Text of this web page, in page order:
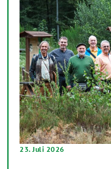
23. Juli 2026